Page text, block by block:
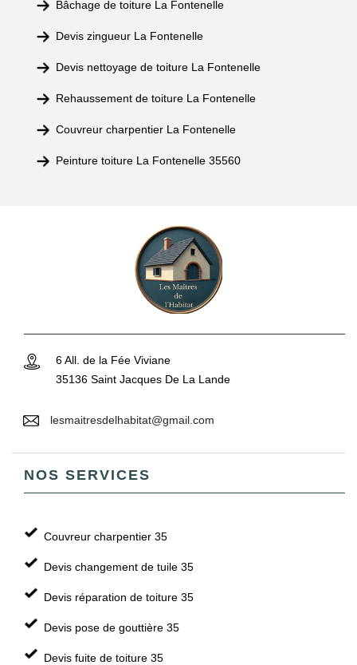
Bâchage de toiture La Fontenelle
Devis zingueur La Fontenelle
Devis nettoyage de toiture La Fontenelle
Rehaussement de toiture La Fontenelle
Couvreur charpentier La Fontenelle
Peinture toiture La Fontenelle 35560
6 All. de la Fée Viviane
35136 Saint Jacques De La Lande
lesmaitresdelhabitat@gmail.com
NOS SERVICES
Couvreur charpentier 35
Devis changement de tuile 35
Devis réparation de toiture 35
Devis pose de gouttière 35
Devis fuite de toiture 35